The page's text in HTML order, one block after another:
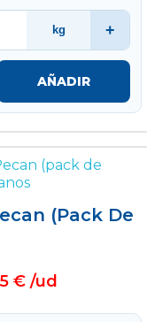
kg +
AÑADIR
(pack De
€ /ud